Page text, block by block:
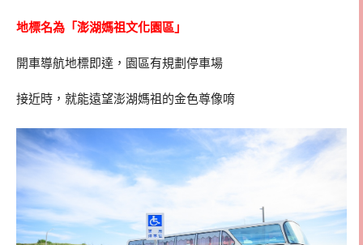
地標名為「澎湖媽祖文化園區」
開車導航地標即達，園區有規劃停車場
接近時，就能遠望澎湖媽祖的金色尊像唷